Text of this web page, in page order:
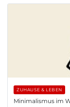
ZUHAUSE & LEBEN
Minimalismus im